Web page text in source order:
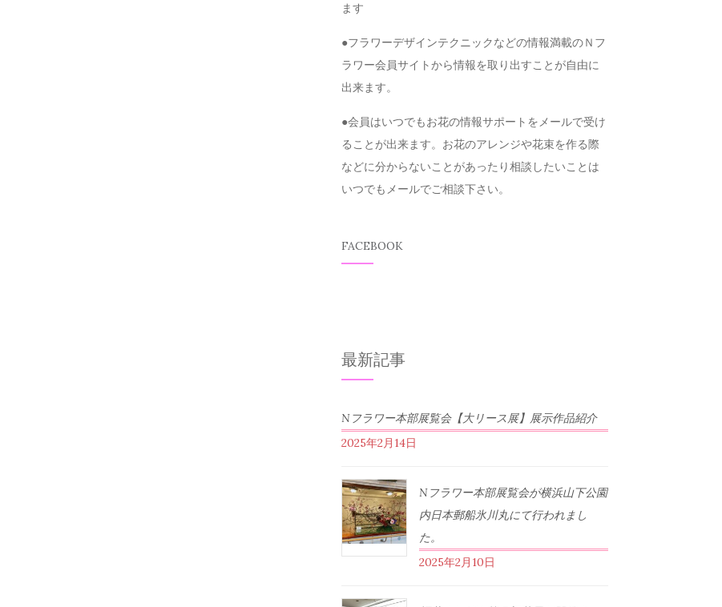
ます
●フラワーデザインテクニックなどの情報満載のＮフ
ラワー会員サイトから情報を取り出すことが自由に
出来ます。
●会員はいつでもお花の情報サポートをメールで受け
ることが出来ます。お花のアレンジや花束を作る際
などに分からないことがあったり相談したいことは
いつでもメールでご相談下さい。
FACEBOOK
最新記事
Nフラワー本部展覧会【大リース展】展示作品紹介
2025年2月14日
Nフラワー本部展覧会が横浜山下公園
内日本郵船氷川丸にて行われまし
た。
2025年2月10日